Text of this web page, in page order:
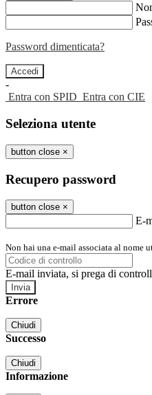
Password dimenticata?
-
Entra con SPID Entra con CIE
Seleziona utente
button close ×
Recupero password
button close ×
E-
Non hai una e-mail associata al nome
E-mail inviata, si prega di
Errore
Chiudi
Successo
Chiudi
Informazione